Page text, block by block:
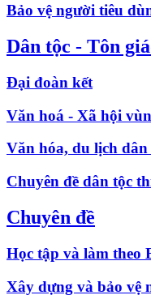
Bảo vệ người tiêu
Dân tộc - Tôn
Đại đoàn kết
Văn hoá - Xã hội
Văn hóa, du lịch dân
Chuyên đề dân tộc
Chuyên đề
Học tập và làm theo
Xây dựng và bảo vệ